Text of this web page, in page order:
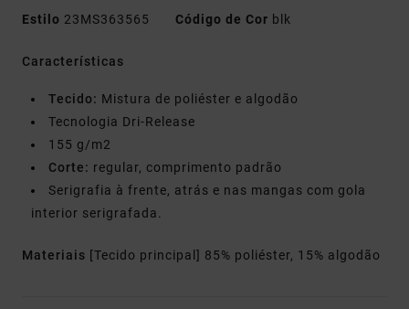
Estilo 23MS363565 Código de Cor blk
Características
Tecido: Mistura de poliéster e algodão
Tecnologia Dri-Release
155 g/m2
Corte: regular, comprimento padrão
Serigrafia à frente, atrás e nas mangas com gola
interior serigrafada.
Materiais [Tecido principal] 85% poliéster, 15% algodão